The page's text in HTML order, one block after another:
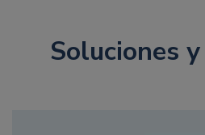
Soluciones